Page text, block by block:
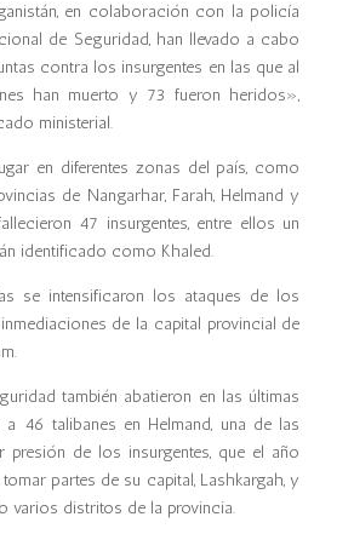
en colaboración con la policía
de Seguridad, han llevado a cabo
contra los insurgentes en las que al
han muerto y 73 fueron heridos»,
ministerial.
en diferentes zonas del país, como
de Nangarhar, Farah, Helmand y
47 insurgentes, entre ellos un
identificado como Khaled.
se intensificaron los ataques de los
de la capital provincial de
también abatieron en las últimas
46 talibanes en Helmand, una de las
presión de los insurgentes, que el año
partes de su capital, Lashkargah, y
varios distritos de la provincia.